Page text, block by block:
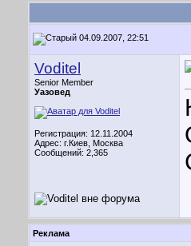
04.09.2007, 22:51
Voditel
Senior Member
Уазовед
Регистрация: 12.11.2004
Адрес: г.Киев, Москва
Сообщений: 2,365
Реклама